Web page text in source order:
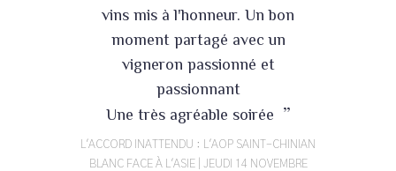
vins mis à l'honneur. Un bon
moment partagé avec un
vigneron passionné et
passionnant
Une très agréable soirée ”
L'ACCORD INATTENDU : L'AOP SAINT-CHINIAN
BLANC FACE À L'ASIE | JEUDI 14 NOVEMBRE